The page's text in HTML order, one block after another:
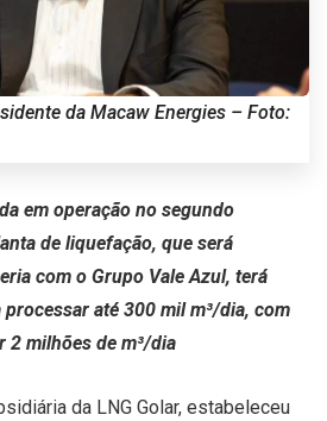
da Macaw Energies – Foto:
em operação no segundo
de liquefação, que será
com o Grupo Vale Azul, terá
até 300 mil m³/dia, com
2 milhões de m³/dia
da LNG Golar, estabeleceu